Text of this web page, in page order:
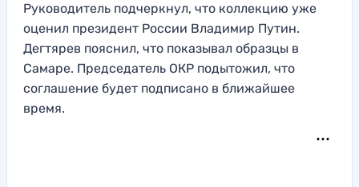
Руководитель подчеркнул, что коллекцию уже
оценил президент России Владимир Путин.
Дегтярев пояснил, что показывал образцы в
Самаре. Председатель ОКР подытожил, что
соглашение будет подписано в ближайшее
время.